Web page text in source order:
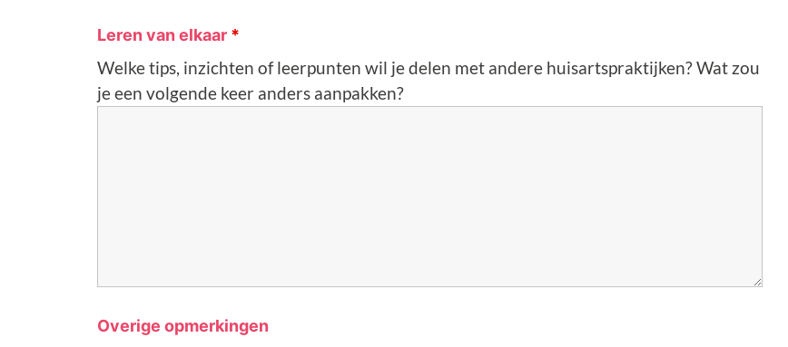
Leren van elkaar *
Welke tips, inzichten of leerpunten wil je delen met andere huisartspraktijken? Wat zou
je een volgende keer anders aanpakken?
Overige opmerkingen